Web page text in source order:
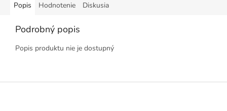
Popis Hodnotenie Diskusia
Podrobný popis
Popis produktu nie je dostupný
Z